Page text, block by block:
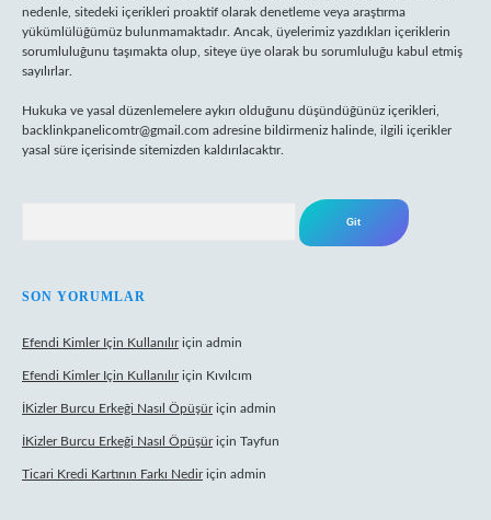
nedenle, sitedeki içerikleri proaktif olarak denetleme veya araştırma
yükümlülüğümüz bulunmamaktadır. Ancak, üyelerimiz yazdıkları içeriklerin
sorumluluğunu taşımakta olup, siteye üye olarak bu sorumluluğu kabul etmiş
sayılırlar.
Hukuka ve yasal düzenlemelere aykırı olduğunu düşündüğünüz içerikleri,
backlinkpanelicomtr@gmail.com adresine bildirmeniz halinde, ilgili içerikler
yasal süre içerisinde sitemizden kaldırılacaktır.
SON YORUMLAR
Efendi Kimler Için Kullanılıriçin admin
Efendi Kimler Için Kullanılıriçin Kıvılcım
İKizler Burcu Erkeği Nasıl Öpüşüriçin admin
İKizler Burcu Erkeği Nasıl Öpüşüriçin Tayfun
Ticari Kredi Kartının Farkı Nediriçin admin